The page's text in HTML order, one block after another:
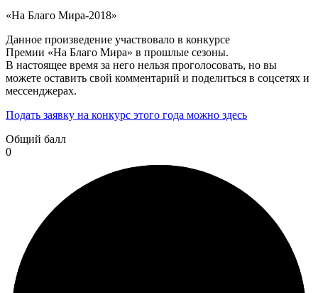
«На Благо Мира-2018»
Данное произведение участвовало в конкурсе
Премии «На Благо Мира» в прошлые сезоны.
В настоящее время за него нельзя проголосовать, но вы
можете оставить свой комментарий и поделиться в соцсетях и
мессенджерах.
Подать заявку на конкурс этого года можно здесь
Общий балл
0